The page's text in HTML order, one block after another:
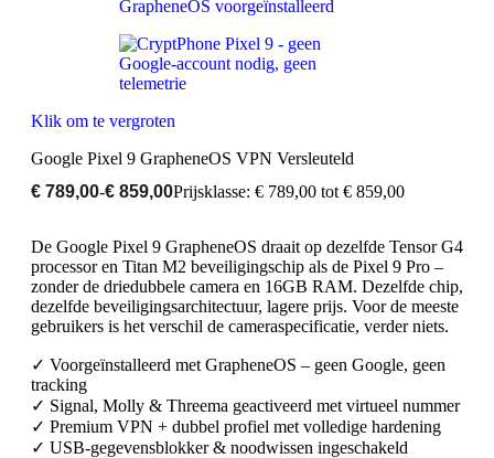
Klik om te vergroten
Google Pixel 9 GrapheneOS VPN Versleuteld
€ 789,00-€ 859,00Prijsklasse: € 789,00 tot € 859,00
De Google Pixel 9 GrapheneOS draait op dezelfde Tensor G4
processor en Titan M2 beveiligingschip als de Pixel 9 Pro –
zonder de driedubbele camera en 16GB RAM. Dezelfde chip,
dezelfde beveiligingsarchitectuur, lagere prijs. Voor de meeste
gebruikers is het verschil de cameraspecificatie, verder niets.
✓ Voorgeïnstalleerd met GrapheneOS – geen Google, geen
tracking
✓ Signal, Molly & Threema geactiveerd met virtueel nummer
✓ Premium VPN + dubbel profiel met volledige hardening
✓ USB-gegevensblokker & noodwissen ingeschakeld